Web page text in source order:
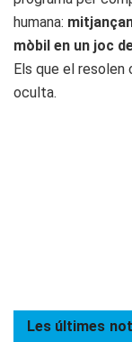
humana:
mòbil en un joc
Els que el resolen
oculta.
Les últimes